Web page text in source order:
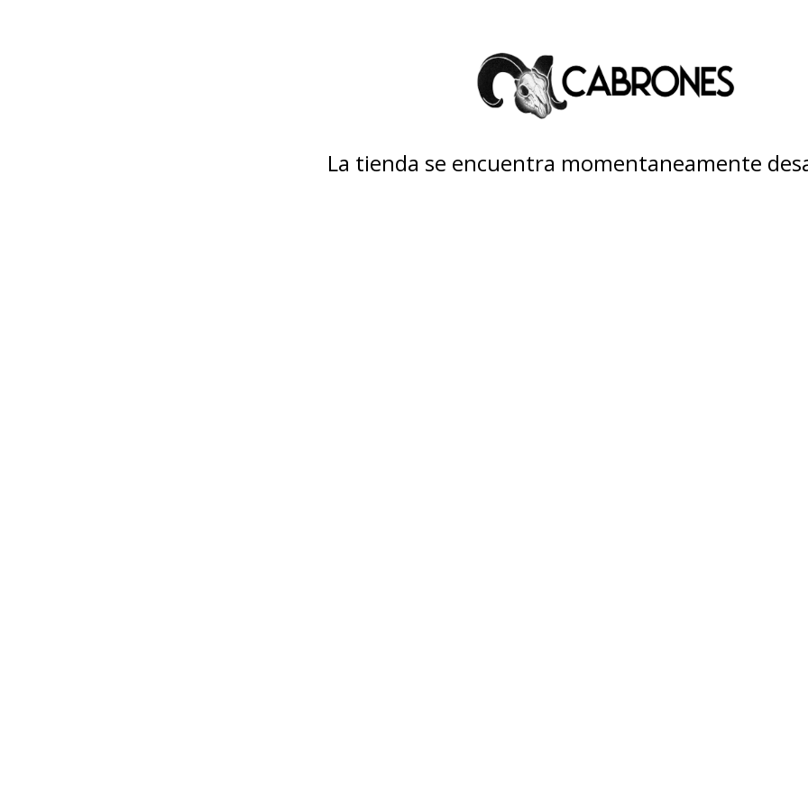
La tienda se encuentra momentaneamente